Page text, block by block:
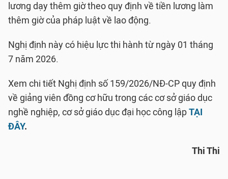
lương dạy thêm giờ theo quy định về tiền lương làm
thêm giờ của pháp luật về lao động.
Nghị định này có hiệu lực thi hành từ ngày 01 tháng
7 năm 2026.
Xem chi tiết Nghị định số 159/2026/NĐ-CP quy định
về giảng viên đồng cơ hữu trong các cơ sở giáo dục
nghề nghiệp, cơ sở giáo dục đại học công lậpTẠI
ĐÂY.
Thi Thi